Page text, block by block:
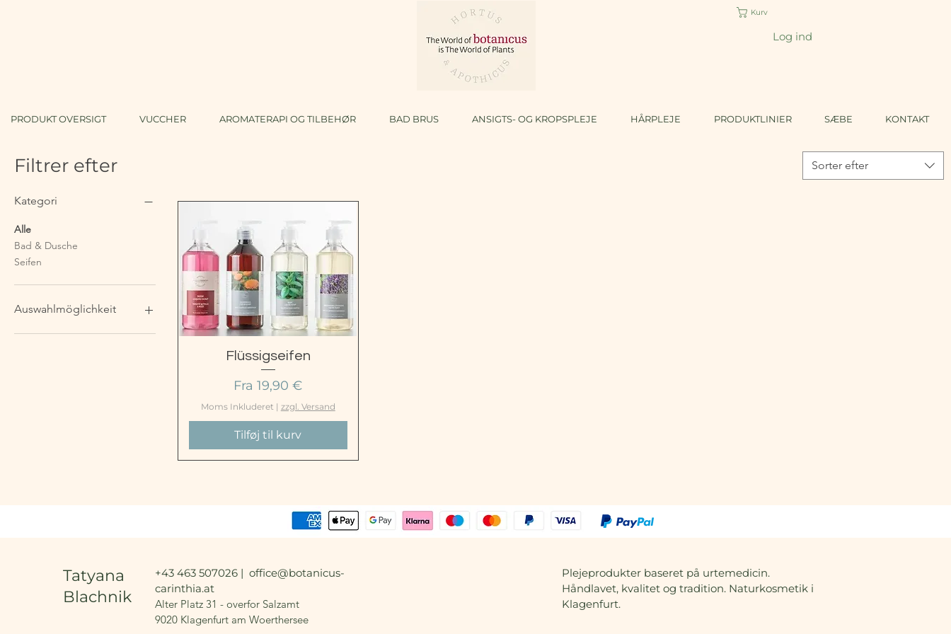
Kurv
Log ind
PRODUKT OVERSIGT VUCCHER AROMATERAPI OG TILBEHØR BAD BRUS ANSIGTS- OG KROPSPLEJE HÅRPLEJE PRODUKTLINIER SÆBE KONTAKT
Filtrer efter
Kategori
Alle
Bad & Dusche
Seifen
Auswahlmöglichkeit
DUSCH & FLÜSSIGSEIFE
Sorter efter
Hurtigvisning
Flüssigseifen
Fra19,90 €
Salgspris
Moms Inkluderet | zzgl. Versand
Tilføj til kurv
Tatyana
Blachnik
+43 463 507026 | office@botanicus-
carinthia.at
Alter Platz 31 - overfor Salzamt
9020 Klagenfurt am Woerthersee
Plejeprodukter baseret på urtemedicin.
Håndlavet, kvalitet og tradition. Naturkosmetik i
Klagenfurt.